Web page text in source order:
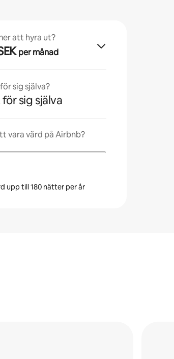
att hyra ut?
per månad
sig själva?
sig själva
vara värd på Airbnb?
upp till 180 nätter per år